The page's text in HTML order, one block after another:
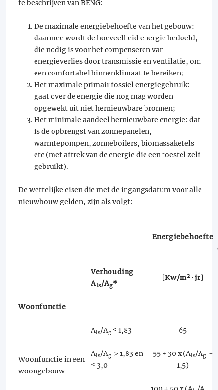
te beschrijven van BENG:
De maximale energiebehoefte van het gebouw:
daarmee wordt de hoeveelheid energie bedoeld,
die nodig is voor het compenseren van
energieverlies door transmissie en ventilatie, om
een comfortabel binnenklimaat te bereiken;
Het maximale primair fossiel energiegebruik:
gaat over de energie die nog mag worden
opgewekt uit niet hernieuwbare bronnen;
Het minimale aandeel hernieuwbare energie: dat
is de opbrengst van zonnepanelen,
warmtepompen, zonneboilers, biomassaketels
etc (met aftrek van de energie die een toestel zelf
gebruikt).
De wettelijke eisen die met de ingangsdatum voor alle
nieuwbouw gelden, zijn als volgt:
Energiebehoefte
Verhouding
Als/Ag*
[Kw/m2· jr]
Woonfunctie
Woonfunctie in een
woongebouw
Als/Ag≤ 1,83 65
Als/Ag> 1,83 en
≤ 3,0
55 + 30 x (Als/Ag-
1,5)